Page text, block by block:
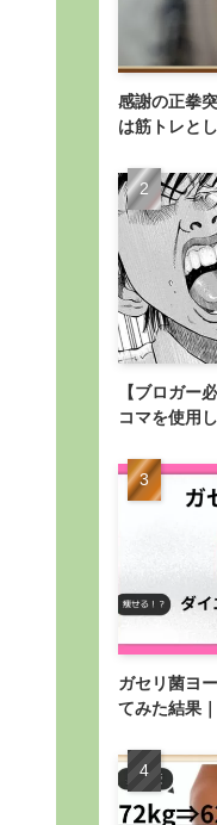
感謝の正拳
は筋トレと
【ブロガー
コマを使用
ガセリ菌ヨ
てみた結果